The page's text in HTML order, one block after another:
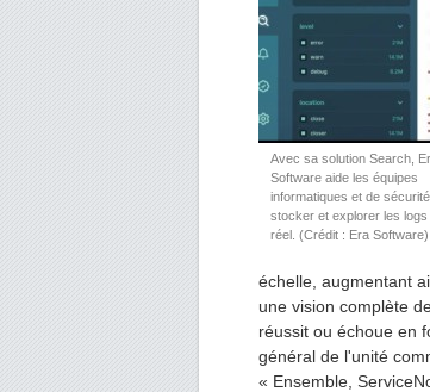
Avec sa solution Search,
Software aide les équipes
informatiques et de
stocker et explorer les logs
réel. (Crédit : Era Software)
échelle, augmentant
une vision complète
réussit ou échoue en
général de l'unité
« Ensemble,